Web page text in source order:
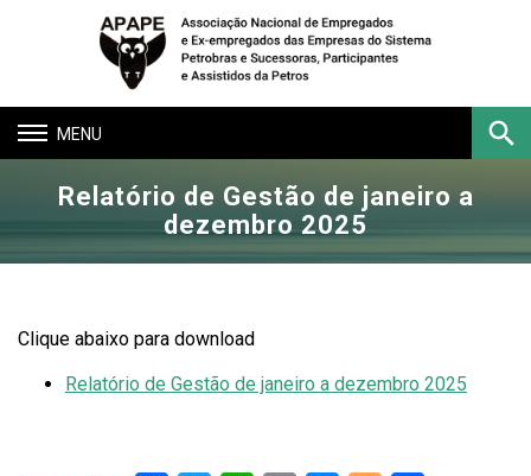
Toggle
navigation
Buscar
Relatório de Gestão de janeiro a
dezembro 2025
Clique abaixo para download
Relatório de Gestão de janeiro a dezembro 2025